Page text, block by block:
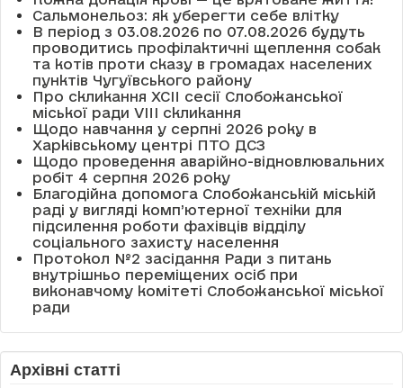
Сальмонельоз: як уберегти себе влітку
В період з 03.08.2026 по 07.08.2026 будуть
проводитись профілактичні щеплення собак
та котів проти сказу в громадах населених
пунктів Чугуївського району
Про скликання XCII сесії Слобожанської
міської ради VIII скликання
Щодо навчання у серпні 2026 року в
Харківському центрі ПТО ДСЗ
Щодо проведення аварійно-відновлювальних
робіт 4 серпня 2026 року
Благодійна допомога Слобожанській міській
раді у вигляді комп’ютерної техніки для
підсилення роботи фахівців відділу
соціального захисту населення
Протокол №2 засідання Ради з питань
внутрішньо переміщених осіб при
виконавчому комітеті Слобожанської міської
ради
Архівні статті